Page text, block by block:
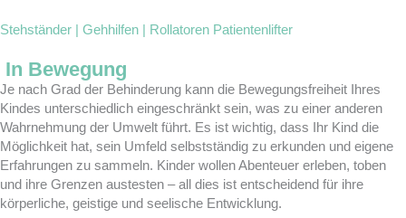
Stehständer | Gehhilfen | Rollatoren Patientenlifter
In Bewegung
Je nach Grad der Behinderung kann die Bewegungsfreiheit Ihres
Kindes unterschiedlich eingeschränkt sein, was zu einer anderen
Wahrnehmung der Umwelt führt. Es ist wichtig, dass Ihr Kind die
Möglichkeit hat, sein Umfeld selbstständig zu erkunden und eigene
Erfahrungen zu sammeln. Kinder wollen Abenteuer erleben, toben
und ihre Grenzen austesten – all dies ist entscheidend für ihre
körperliche, geistige und seelische Entwicklung.